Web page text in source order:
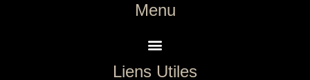
Menu
Liens Utiles